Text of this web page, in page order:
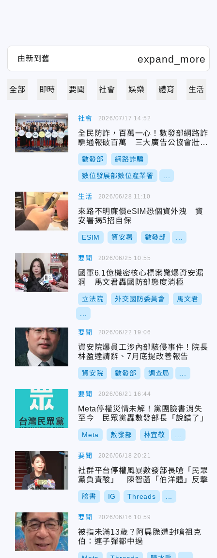
全部 即時 要聞 社會 娛樂 體育 生活
社會
全民防詐，百萬一心！數發部網路詐
騙通報破百萬 三大廣告公協會壯大
防詐好人隊
數發部 網路詐騙
數位發展部數位產業署
2026/07/17 14:52
生活
來路不明廉價eSIM恐個資外洩 資
安署揭5招自保
ESIM 資安署 數發部
2026/06/28 11:10
要聞
國軍6.1億機密核心標案驚爆資安漏
洞 馬文君轟國防部態度消極
立法院 外交國防委員會 馬文君
2026/06/25 10:55
要聞
資安院爆員工涉內部駭侵事件！院長
林盈達請辭、7月底提改善報告
資安院 數發部 調查局
2026/06/22 19:06
要聞
Meta停權災情未解！黨團臉書消失
至今 民眾黨轟數發部長「說錯了」
Meta 數發部 林宜敬
2026/06/21 16:44
要聞
社群平台停權風暴數發部長嗆「民眾
黨負責酸」 陳智菡「伯洋體」反擊
臉書 IG Threads
2026/06/18 20:21
要聞
被指未滿13歲？阿扁脆遭封嗆祖克
伯：連子彈都中過
2026/06/16 10:59